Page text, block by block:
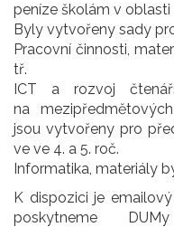
peníze školám v
Byly vytvořeny sady
Pracovní činnosti,
tř.
ICT a rozvoj
na
jsou vytvořeny pro
ve ve 4. a 5. roč.
Informatika, materiály
K dispozici je
poskytneme